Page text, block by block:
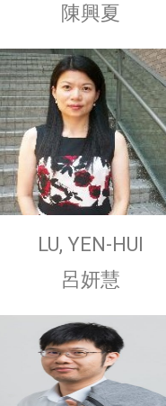
陳興夏
LU, YEN-HUI
呂妍慧